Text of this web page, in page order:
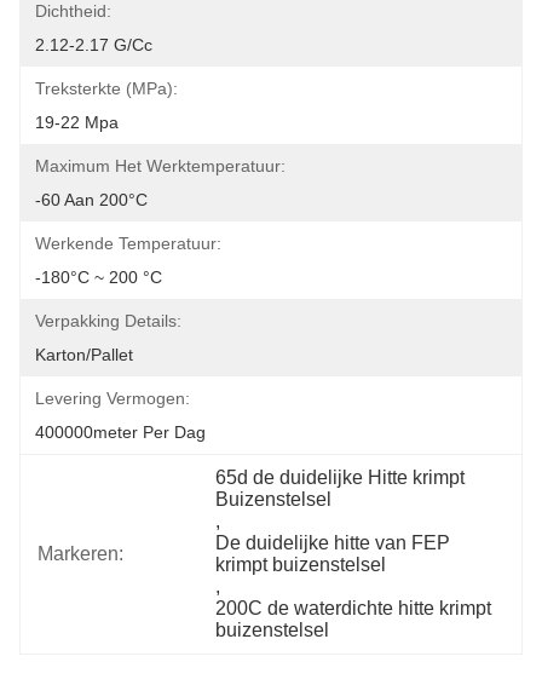
Dichtheid:
2.12-2.17 G/cc
Treksterkte (MPa):
19-22 Mpa
Maximum Het Werktemperatuur:
-60 Aan 200°C
Werkende Temperatuur:
-180°C ~ 200 °C
Verpakking Details:
Karton/pallet
Levering Vermogen:
400000meter Per Dag
Markeren:
65d de duidelijke Hitte krimpt
Buizenstelsel
,
De duidelijke hitte van FEP
krimpt buizenstelsel
,
200C de waterdichte hitte krimpt
buizenstelsel